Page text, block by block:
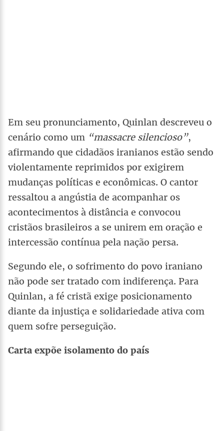
Em seu pronunciamento, Quinlan descreveu o
cenário como um “massacre silencioso”,
afirmando que cidadãos iranianos estão sendo
violentamente reprimidos por exigirem
mudanças políticas e econômicas. O cantor
ressaltou a angústia de acompanhar os
acontecimentos à distância e convocou
cristãos brasileiros a se unirem em oração e
intercessão contínua pela nação persa.
Segundo ele, o sofrimento do povo iraniano
não pode ser tratado com indiferença. Para
Quinlan, a fé cristã exige posicionamento
diante da injustiça e solidariedade ativa com
quem sofre perseguição.
Carta expõe isolamento do país